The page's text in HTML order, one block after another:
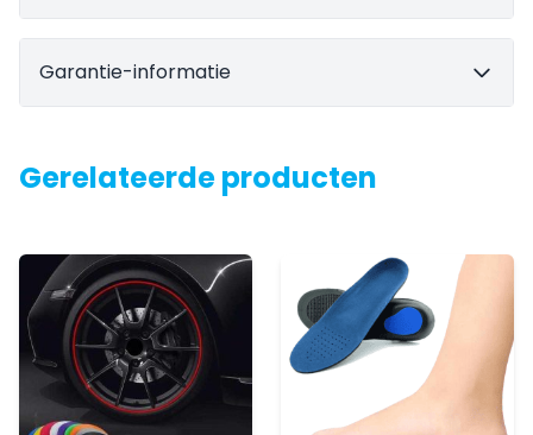
Garantie-informatie
Gerelateerde producten